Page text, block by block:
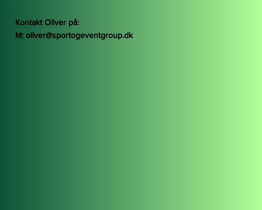
Kontakt Oliver på:
M: oliver@sportogeventgroup.dk